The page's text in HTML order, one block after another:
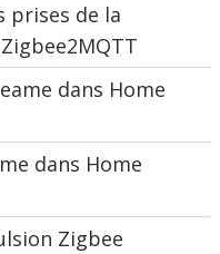
prises de la
dans Home
dans Home
Zigbee